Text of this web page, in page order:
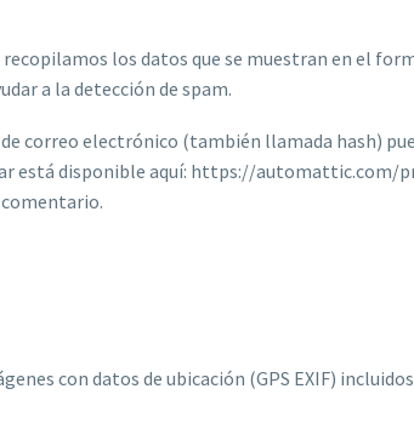
los datos que se muestran en el
a la detección de spam.
correo electrónico (también llamada hash)
está disponible aquí: https://automattic.com/
con datos de ubicación (GPS EXIF)